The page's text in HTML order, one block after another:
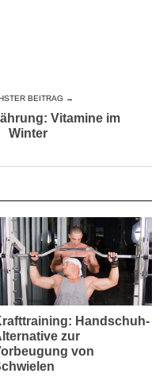
BEITRAG →
Vitamine im
Winter
Handschuh-
zur
von